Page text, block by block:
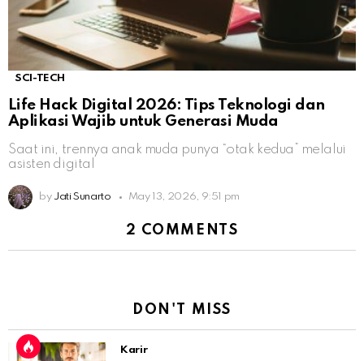
SCI-TECH
Life Hack Digital 2026: Tips Teknologi dan
Aplikasi Wajib untuk Generasi Muda
Saat ini, trennya anak muda punya “otak kedua” melalui
asisten digital
by Jati Sunarto May 13, 2026, 9:51 pm
2 COMMENTS
DON'T MISS
Karir